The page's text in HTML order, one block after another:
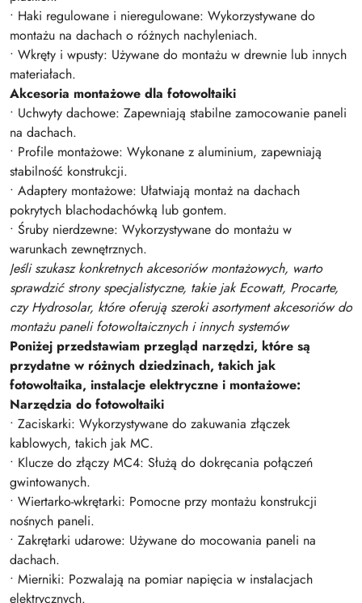
• Haki regulowane i nieregulowane: Wykorzystywane do
montażu na dachach o różnych nachyleniach.
• Wkręty i wpusty: Używane do montażu w drewnie lub innych
materiałach.
Akcesoria montażowe dla fotowoltaiki
• Uchwyty dachowe: Zapewniają stabilne zamocowanie paneli
na dachach.
• Profile montażowe: Wykonane z aluminium, zapewniają
stabilność konstrukcji.
• Adaptery montażowe: Ułatwiają montaż na dachach
pokrytych blachodachówką lub gontem.
• Śruby nierdzewne: Wykorzystywane do montażu w
warunkach zewnętrznych.
Jeśli szukasz konkretnych akcesoriów montażowych, warto
sprawdzić strony specjalistyczne, takie jak Ecowatt, Procarte,
czy Hydrosolar, które oferują szeroki asortyment akcesoriów do
montażu paneli fotowoltaicznych i innych systemów
Poniżej przedstawiam przegląd narzędzi, które są
przydatne w różnych dziedzinach, takich jak
fotowoltaika, instalacje elektryczne i montażowe:
Narzędzia do fotowoltaiki
• Zaciskarki: Wykorzystywane do zakuwania złączek
kablowych, takich jak MC.
• Klucze do złączy MC4: Służą do dokręcania połączeń
gwintowanych.
• Wiertarko-wkrętarki: Pomocne przy montażu konstrukcji
nośnych paneli.
• Zakrętarki udarowe: Używane do mocowania paneli na
dachach.
• Mierniki: Pozwalają na pomiar napięcia w instalacjach
elektrycznych.